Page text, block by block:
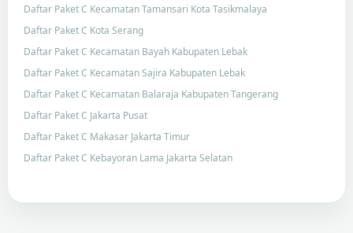
Daftar Paket C Kecamatan Tamansari Kota Tasikmalaya
Daftar Paket C Kota Serang
Daftar Paket C Kecamatan Bayah Kabupaten Lebak
Daftar Paket C Kecamatan Sajira Kabupaten Lebak
Daftar Paket C Kecamatan Balaraja Kabupaten Tangerang
Daftar Paket C Jakarta Pusat
Daftar Paket C Makasar Jakarta Timur
Daftar Paket C Kebayoran Lama Jakarta Selatan